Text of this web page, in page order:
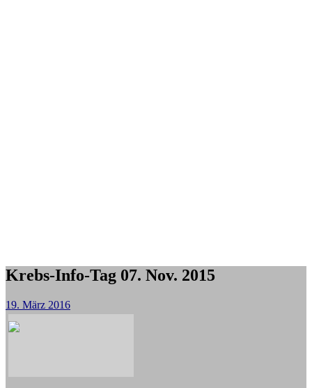
Krebs-Info-Tag 07. Nov. 2015
19. März 2016